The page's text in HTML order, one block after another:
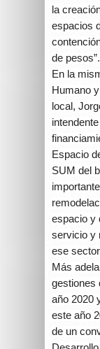
la
espacios
de pesos”.
En la
Humano
local,
Espacio
SUM del
espacio y
servicio y
ese
Más
gestiones
año 2020
este año
de un